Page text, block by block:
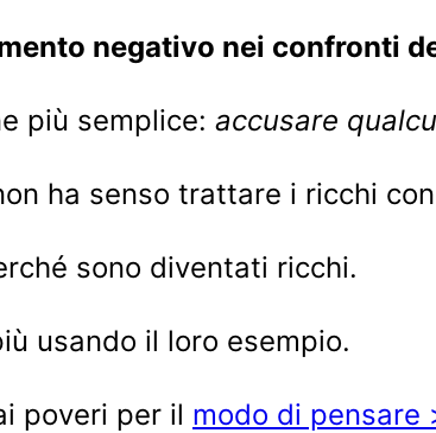
negativo nei confronti
più semplice: accusare
ha senso trattare i ricchi
sono diventati ricchi.
usando il loro esempio.
poveri per il modo di pensare